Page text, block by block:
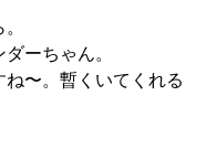
ーちゃん。
〜。暫くいてくれる